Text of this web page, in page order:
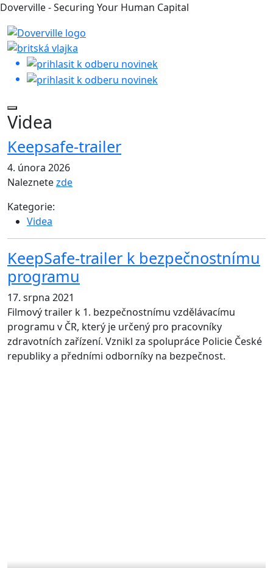
Doverville - Securing Your Human Capital
Videa
Keepsafe-trailer
4. února 2026
Naleznetezde
Kategorie:
Videa
KeepSafe-trailer k bezpečnostnímu
programu
17. srpna 2021
Filmový trailer k 1. bezpečnostnímu vzdělávacímu
programu v ČR, který je určený pro pracovníky
zdravotních zařízení. Vznikl za spolupráce Policie České
republiky a předními odborníky na bezpečnost.